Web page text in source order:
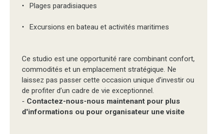
Plages paradisiaques
Excursions en bateau et activités maritimes
Ce studio est une opportunité rare combinant confort,
commodités et un emplacement stratégique. Ne
laissez pas passer cette occasion unique d’investir ou
de profiter d’un cadre de vie exceptionnel.
- Contactez-nous-nous maintenant pour plus
d'informations ou pour organisateur une visite